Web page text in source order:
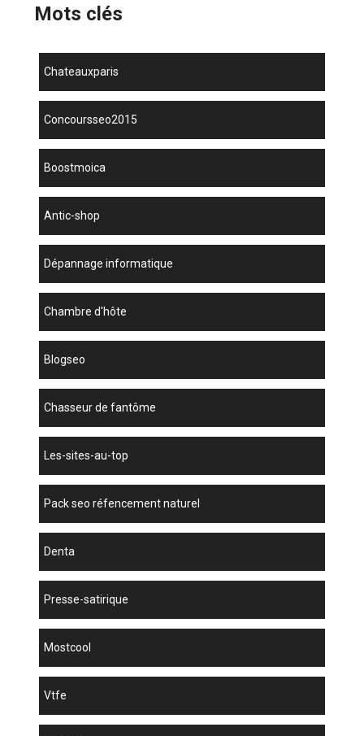
Mots clés
chateauxparis
concoursseo2015
boostmoica
antic-shop
dépannage informatique
chambre d'hôte
blogseo
chasseur de fantôme
les-sites-au-top
pack seo réfencement naturel
denta
presse-satirique
mostcool
vtfe